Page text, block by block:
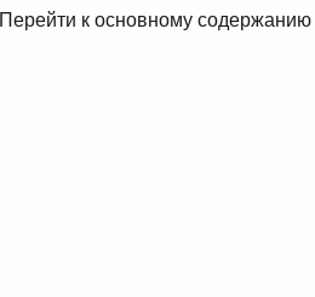
Перейти к основному содержанию